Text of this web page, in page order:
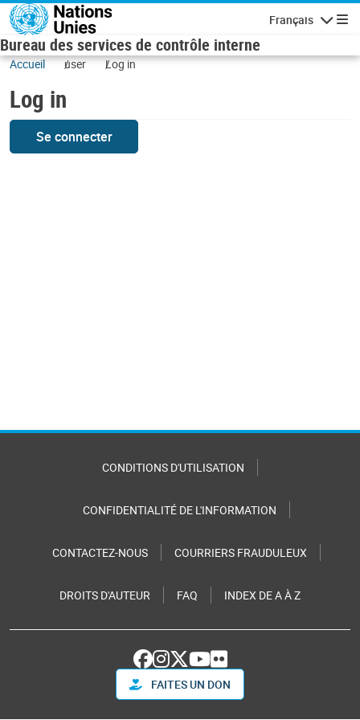
Skip to main content
Français
Bureau des services de contrôle interne
Accueil user Log in
Log in
Se connecter
CONDITIONS D'UTILISATION
CONFIDENTIALITÉ DE L'INFORMATION
CONTACTEZ-NOUS COURRIERS FRAUDULEUX
DROITS D'AUTEUR FAQ INDEX DE A À Z
FAITES UN DON